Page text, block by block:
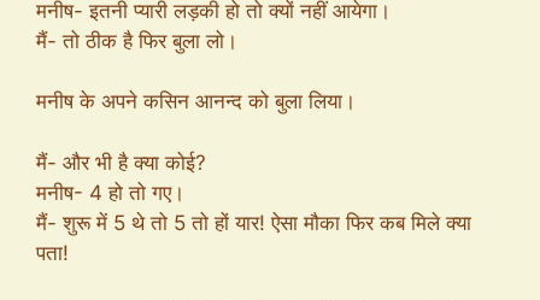
मनीष- इतनी प्यारी लड़की हो तो क्यों नहीं आयेगा।
मैं- तो ठीक है फिर बुला लो।
मनीष के अपने कसिन आनन्द को बुला लिया।
मैं- और भी है क्या कोई?
मनीष- 4 हो तो गए।
मैं- शुरू में 5 थे तो 5 तो हों यार! ऐसा मौका फिर कब मिले क्या
पता!